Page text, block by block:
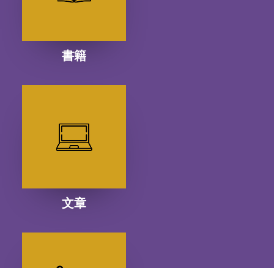
書籍
文章